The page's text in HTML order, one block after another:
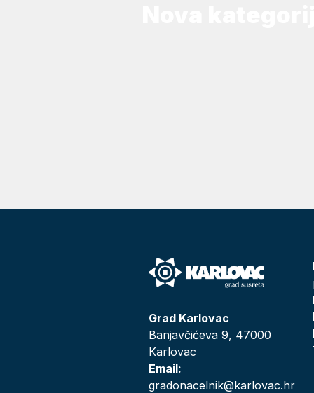
Grad Karlovac
Banjavčićeva 9, 47000
Karlovac
Email:
gradonacelnik@karlovac.hr